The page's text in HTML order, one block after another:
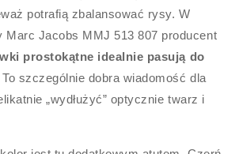
potrafią zbalansować rysy. W
Marc Jacobs MMJ 513 807 producent
prostokątne idealnie pasują do
To szczególnie dobra wiadomość dla
„wydłużyć” optycznie twarz i